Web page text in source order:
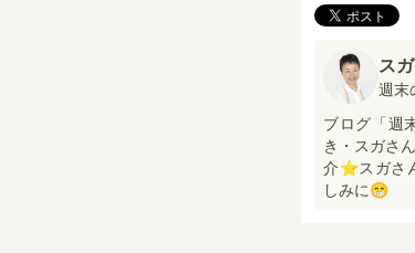
スガ
週末
ブログ「週
き・スガさ
介⭐スガさ
しみに😁